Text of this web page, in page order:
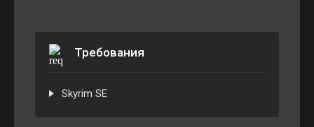
Требования
Skyrim SE